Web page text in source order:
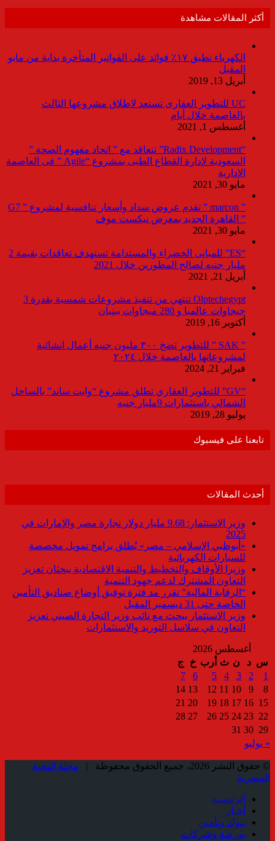
أكثر المقالات مشاهدة
الكهرباء تطبق ١٧٪ فوائد على الفواتير المتأخرة بداية من مايو
المقبل
أبريل 13, 2019
UC للتطوير العقارى تستعد لاطلاق مشروعها الثالث
بالعاصمة خلال أيام
أغسطس 1, 2021
“Radix Development” تتعاقد مع ” اتحاد مفهوم الصحة ”
السعودية لإدارة القطاع الطبى بمشروع “Agile ” فى العاصمة
الإدارية
مايو 30, 2021
” marcon ” تقدم عروض سداد وأسعار تنافسية لمشروع ” G7
” القاهرة الجديد بمعرض نيكست موف
مايو 30, 2021
“ES” للمبانى الخضراء والمستدامة تستهدف تعاقدات بقيمة 2
مليار جنيه لصالح المطورين خلال 2021
أبريل 21, 2021
Olptechegypt تنتهي من تنفيذ مشروعات شمسية بقدرة 3
جيجاوات عالميا و 280 ميجاوات ببنبان
أكتوبر 16, 2019
” SAK ” للتطوير تضخ ٣٠٠ مليون جنيه أعمال انشائية
لمشروعاتها بالعاصمة خلال ٢٠٢٤
فبراير 21, 2024
“GV” للتطوير العقاري تطلق مشروع “وايت ساند” بالساحل
الشمالي باستثمارات 9مليار جنيه
يوليو 28, 2019
تابعنا على فيسبوك
أحدث المقالات
وزير الاستثمار: 9.68 مليار دولار تجارة مصر والإمارات في
2025
«أبوظبي الإسلامي – مصر» يُطلق برامج تمويل مخصصة
للسيارات الكهربائية
وزيرا الأوقاف والتخطيط والتنمية الاقتصادية يبحثان تعزيز
التعاون المشترك لدعم جهود التنمية
“الرقابة المالية” تقرر مد فترة توفيق أوضاع صناديق التأمين
الخاصة حتى 31 ديسمبر المقبل
وزير الاستثمار يبحث مع نائب وزير التجارة الصيني تعزيز
التعاون في سلاسل التوريد والاستثمارات
أغسطس 2026
س د ن ث أرب خ
ج
1
2
3
4
5
6
7
8
9
10
11
12
13
14
15
16
17
18
19
20
21
22
23
24
25
26
27
28
29
30
31
« يوليو
© حقوق النشر 2026، جميع الحقوق محفوظة |
مجلة النخبة
المصرية
الرئيسية
أخبار
بنوك وتأمين
بورصة وشركات